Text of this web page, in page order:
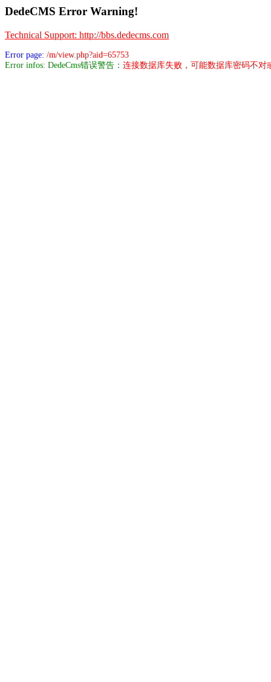
DedeCMS Error Warning!
Technical Support: http://bbs.dedecms.com
Error page: /m/view.php?aid=65753
Error infos: DedeCms错误警告： 连接数据库失败，可能数据库密码不对